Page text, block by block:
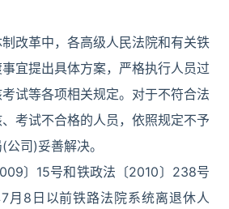
改革中，各高级人民法院和有关铁
宜提出具体方案，严格执行人员过
试等各项相关规定。对于不符合法
考试不合格的人员，依照规定不予
司)妥善解决。
〕15号和铁政法〔2010〕238号
月8日以前铁路法院系统离退休人